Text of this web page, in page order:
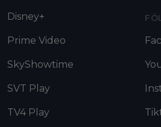
Disney+
Prime Video
SkyShowtime
SVT Play
TV4 Play